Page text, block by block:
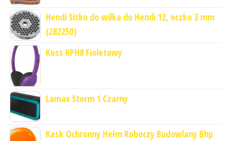
Hendi Sitko do wilka do Hendi 12, oczko 3 mm
(282250)
Koss KPH8 Fioletowy
Lamax Storm 1 Czarny
Kask Ochronny Hełm Roboczy Budowlany Bhp